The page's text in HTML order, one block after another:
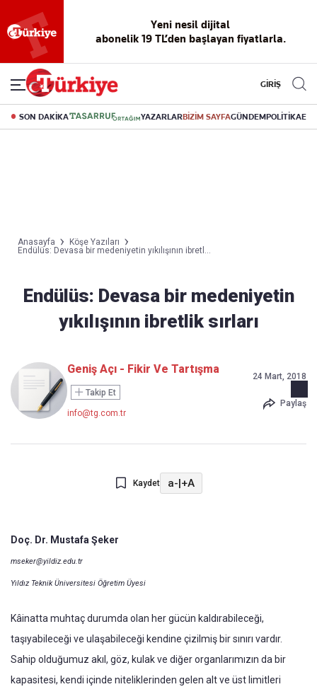
Yeni nesil dijital
abonelik 19 TL’den başlayan fiyatlarla.
GİRİŞ
SON DAKİKA YAZARLARBİZİM SAYFAGÜNDEMPOLİTİKA
Anasayfa
Köşe Yazıları
Endülüs: Devasa bir medeniyetin yıkılışının ibretl...
Endülüs: Devasa bir medeniyetin
yıkılışının ibretlik sırları
Geniş Açı - Fikir Ve Tartışma
Takip Et
info@tg.com.tr
24 Mart, 2018
Paylaş
Kaydet a-|+A
Doç. Dr. Mustafa Şeker
mseker@yildiz.edu.tr
Yıldız Teknik Üniversitesi Öğretim Üyesi
Kâinatta muhtaç durumda olan her gücün kaldırabileceği,
taşıyabileceği ve ulaşabileceği kendine çizilmiş bir sınırı vardır.
Sahip olduğumuz akıl, göz, kulak ve diğer organlarımızın da bir
kapasitesi, kendi içinde niteliklerinden gelen alt ve üst limitleri